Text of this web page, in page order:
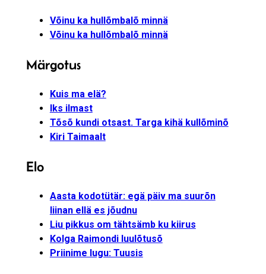
Võinu ka hullõmbalõ minnä
Võinu ka hullõmbalõ minnä
Märgotus
Kuis ma elä?
Iks ilmast
Tõsõ kundi otsast. Targa kihä kullõminõ
Kiri Taimaalt
Elo
Aasta kodotütär: egä päiv ma suurõn
liinan ellä es jõudnu
Liu pikkus om tähtsämb ku kiirus
Kolga Raimondi luulõtusõ
Priinime lugu: Tuusis